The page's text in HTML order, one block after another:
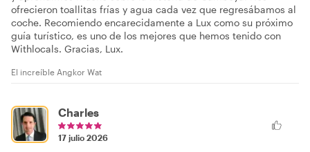
ofrecieron toallitas frías y agua cada vez que regresábamos al
coche. Recomiendo encarecidamente a Lux como su próximo
guía turístico, es uno de los mejores que hemos tenido con
Withlocals. Gracias, Lux.
El increíble Angkor Wat
Charles
17 julio 2026